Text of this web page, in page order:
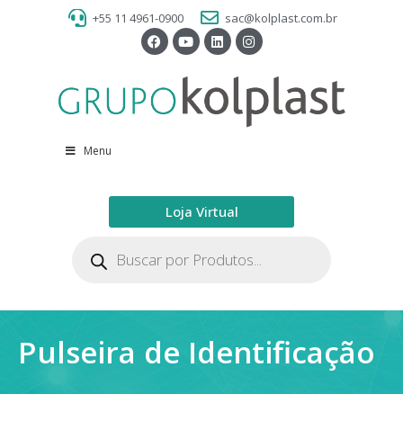
+55 11 4961-0900 sac@kolplast.com.br
Menu
Loja Virtual
Pulseira de Identificação